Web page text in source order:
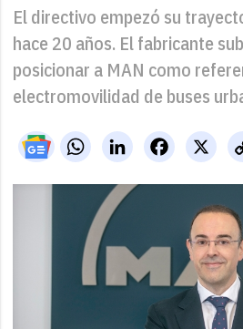
El directivo empezó su
hace 20 años. El fabricante
posicionar a MAN como
electromovilidad de buses
WhatsAppLinkedIn X
Facebook